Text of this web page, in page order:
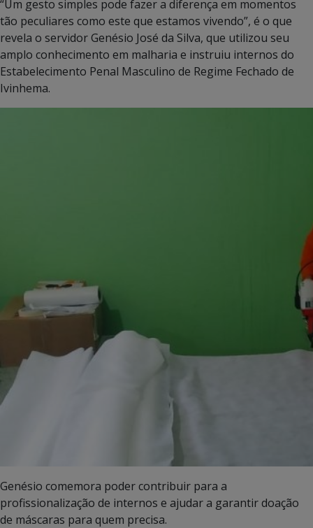
“Um gesto simples pode fazer a diferença em momentos
tão peculiares como este que estamos vivendo”, é o que
revela o servidor Genésio José da Silva, que utilizou seu
amplo conhecimento em malharia e instruiu internos do
Estabelecimento Penal Masculino de Regime Fechado de
Ivinhema.
Genésio comemora poder contribuir para a
profissionalização de internos e ajudar a garantir doação
de máscaras para quem precisa.